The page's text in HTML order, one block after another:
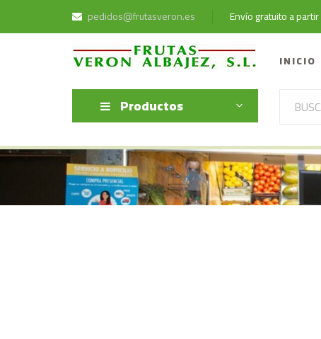
pedidos@frutasveron.es Envío gratuito a
INICIO
Productos